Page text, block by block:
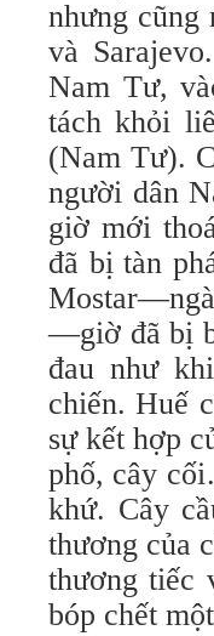
nhưng cũng
và
Nam Tư,
tách khỏi
(Nam Tư).
người dân
giờ mới
đã bị tàn
—giờ đã bị
đau như
chiến. Huế
sự kết hợp
phố, cây
khứ. Cây
thương của
thương tiếc
bóp chết